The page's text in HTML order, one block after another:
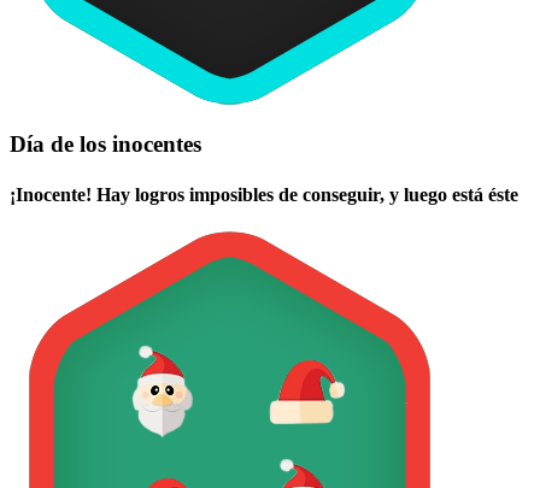
Día de los inocentes
¡Inocente! Hay logros imposibles de conseguir, y luego está éste